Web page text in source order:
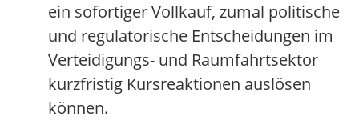
ein sofortiger Vollkauf, zumal politische
und regulatorische Entscheidungen im
Verteidigungs- und Raumfahrtsektor
kurzfristig Kursreaktionen auslösen
können.